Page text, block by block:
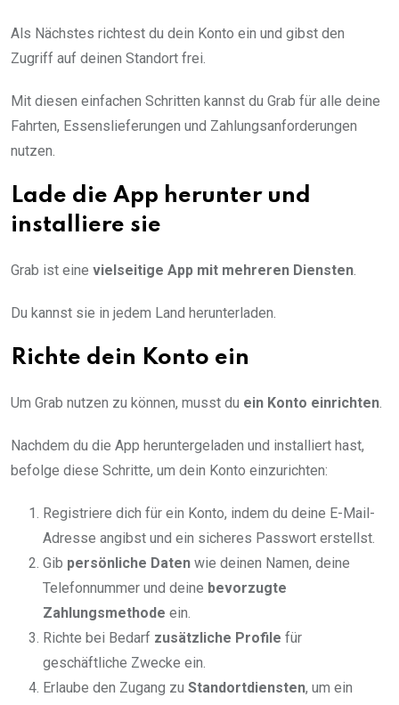
Als Nächstes richtest du dein Konto ein und gibst den
Zugriff auf deinen Standort frei.
Mit diesen einfachen Schritten kannst du Grab für alle deine
Fahrten, Essenslieferungen und Zahlungsanforderungen
nutzen.
Lade die App herunter und
installiere sie
Grab ist eine vielseitige App mit mehreren Diensten
Du kannst sie in jedem Land herunterladen.
Richte dein Konto ein
Um Grab nutzen zu können, musst du ein Konto einrichten
Nachdem du die App heruntergeladen und installiert hast,
befolge diese Schritte, um dein Konto einzurichten:
Registriere dich für ein Konto, indem du deine E-Mail-
Adresse angibst und ein sicheres Passwort erstellst.
Gib persönliche Daten wie deinen Namen, deine
Telefonnummer und deine bevorzugte
Zahlungsmethode ein.
Richte bei Bedarf zusätzliche Profile für
geschäftliche Zwecke ein.
Erlaube den Zugang zu Standortdiensten, um ein